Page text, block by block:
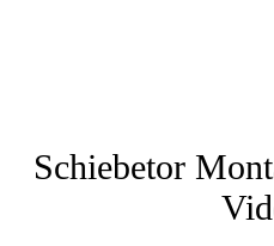
Schiebetor